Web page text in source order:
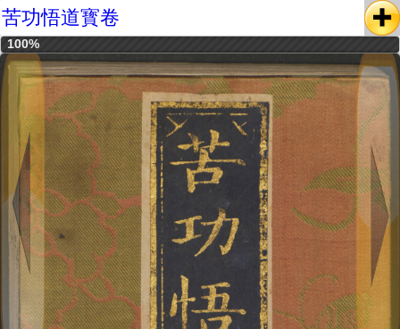
苦功悟道寳卷
100%